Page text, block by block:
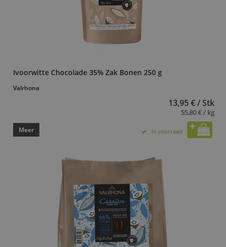
Ivoorwitte Chocolade 35% Zak Bonen 250 g
Valrhona
13,95 € / Stk
55,80 € / kg
Meer In voorraad